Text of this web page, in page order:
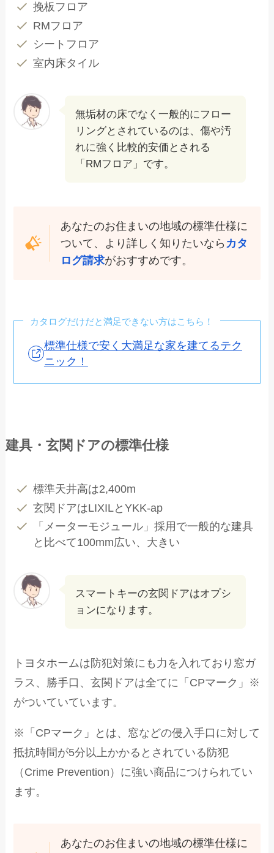
挽板フロア
RMフロア
シートフロア
室内床タイル
無垢材の床でなく一般的にフロー
リングとされているのは、傷や汚
れに強く比較的安価とされる
「RMフロア」です。
あなたのお住まいの地域の標準仕様に
ついて、より詳しく知りたいなら カタ
ログ請求がおすすめです。
カタログだけだと満足できない方はこちら！
標準仕様で安く大満足な家を建てるテク
ニック！
建具・玄関ドアの標準仕様
標準天井高は2,400m
玄関ドアはLIXILとYKK-ap
「メーターモジュール」採用で一般的な建具
と比べて100mm広い、大きい
スマートキーの玄関ドアはオプシ
ョンになります。
トヨタホームは防犯対策にも力を入れており窓ガ
ラス、勝手口、玄関ドアは全てに「CPマーク」※
がついていています。
※「CPマーク」とは、窓などの侵入手口に対して
抵抗時間が5分以上かかるとされている防犯
（Crime Prevention）に強い商品につけられてい
ます。
あなたのお住まいの地域の標準仕様に